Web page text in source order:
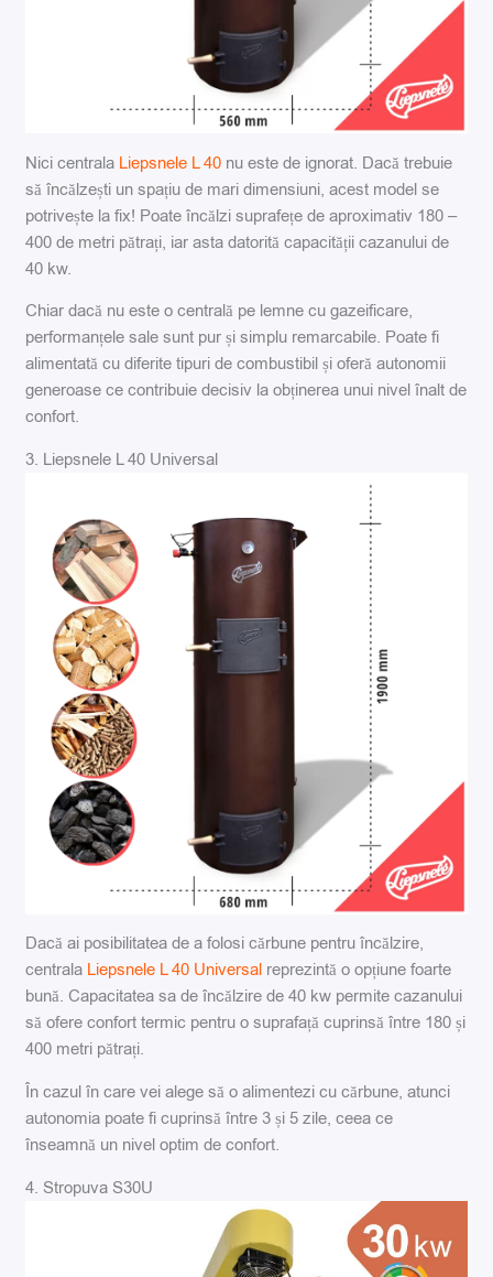
Nici centrala Liepsnele L 40 nu este de ignorat. Dacă trebuie
să încălzești un spațiu de mari dimensiuni, acest model se
potrivește la fix! Poate încălzi suprafețe de aproximativ 180 –
400 de metri pătrați, iar asta datorită capacității cazanului de
40 kw.
Chiar dacă nu este o centrală pe lemne cu gazeificare,
performanțele sale sunt pur și simplu remarcabile. Poate fi
alimentată cu diferite tipuri de combustibil și oferă autonomii
generoase ce contribuie decisiv la obținerea unui nivel înalt de
confort.
3. Liepsnele L 40 Universal
Dacă ai posibilitatea de a folosi cărbune pentru încălzire,
centrala Liepsnele L 40 Universal reprezintă o opțiune foarte
bună. Capacitatea sa de încălzire de 40 kw permite cazanului
să ofere confort termic pentru o suprafață cuprinsă între 180 și
400 metri pătrați.
În cazul în care vei alege să o alimentezi cu cărbune, atunci
autonomia poate fi cuprinsă între 3 și 5 zile, ceea ce
înseamnă un nivel optim de confort.
4. Stropuva S30U